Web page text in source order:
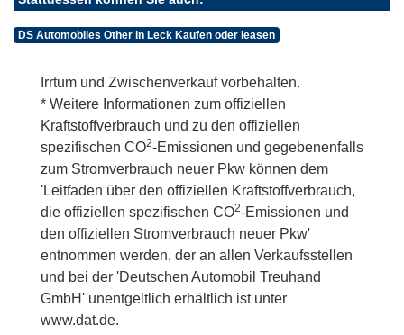
DS Automobiles Other in Leck Kaufen oder leasen
Irrtum und Zwischenverkauf vorbehalten.
* Weitere Informationen zum offiziellen
Kraftstoffverbrauch und zu den offiziellen
spezifischen CO2-Emissionen und gegebenenfalls
zum Stromverbrauch neuer Pkw können dem
'Leitfaden über den offiziellen Kraftstoffverbrauch,
die offiziellen spezifischen CO2-Emissionen und
den offiziellen Stromverbrauch neuer Pkw'
entnommen werden, der an allen Verkaufsstellen
und bei der 'Deutschen Automobil Treuhand
GmbH' unentgeltlich erhältlich ist unter
www.dat.de.